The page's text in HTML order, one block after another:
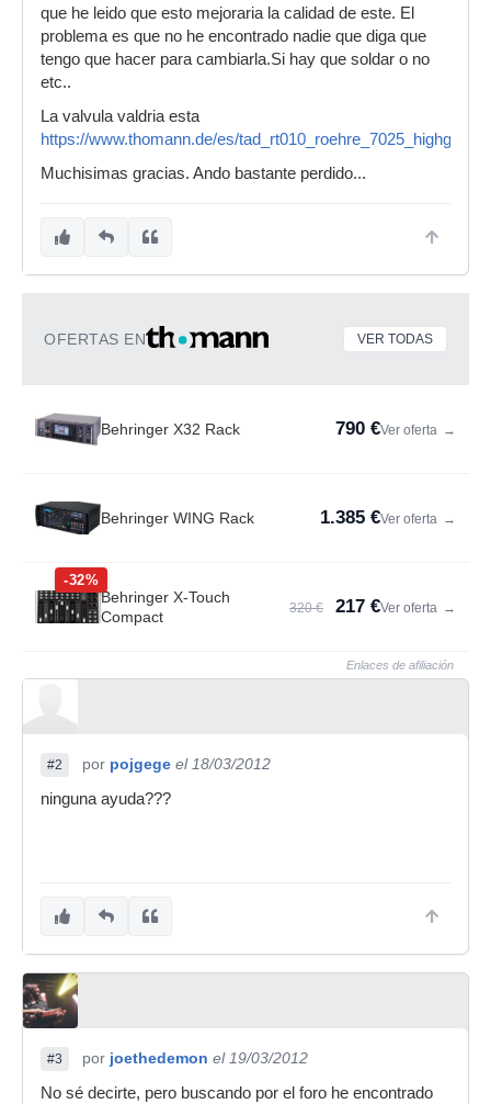
que he leido que esto mejoraria la calidad de este. El
problema es que no he encontrado nadie que diga que
tengo que hacer para cambiarla.Si hay que soldar o no
etc..
La valvula valdria esta
https://www.thomann.de/es/
Muchisimas gracias. Ando bastante perdido...
OFERTAS EN VER TODAS
Behringer X32 Rack 790 €Ver oferta →
Behringer WING Rack 1.385 €Ver oferta →
-32%
Behringer X-Touch
Compact
320 € 217 €Ver oferta →
Enlaces de afiliación
#2 por pojgege el 18/03/2012
ninguna ayuda???
#3 por joethedemon el 19/03/2012
No sé decirte, pero buscando por el foro he encontrado